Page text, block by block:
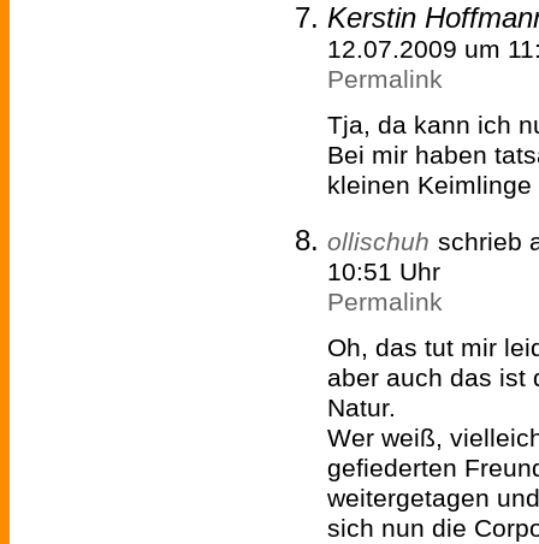
Kerstin
12.07.2009 um
Permalink
Tja, da kann ich
Bei mir haben
kleinen
ollischuh schrieb
10:51 Uhr
Permalink
Oh, das tut mir
aber auch das ist
Natur.
Wer weiß,
gefiederten
weitergetagen
sich nun die